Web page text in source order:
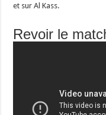
et sur Al Kass.
Revoir le